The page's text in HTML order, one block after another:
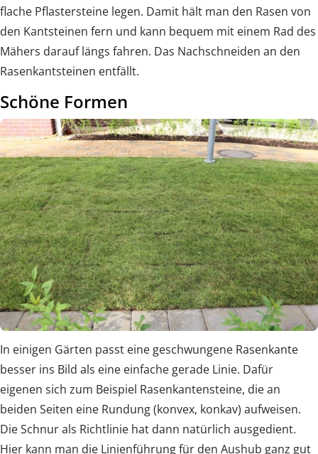
flache Pflastersteine legen. Damit hält man den Rasen von
den Kantsteinen fern und kann bequem mit einem Rad des
Mähers darauf längs fahren. Das Nachschneiden an den
Rasenkantsteinen entfällt.
Schöne Formen
In einigen Gärten passt eine geschwungene Rasenkante
besser ins Bild als eine einfache gerade Linie. Dafür
eigenen sich zum Beispiel Rasenkantensteine, die an
beiden Seiten eine Rundung (konvex, konkav) aufweisen.
Die Schnur als Richtlinie hat dann natürlich ausgedient.
Hier kann man die Linienführung für den Aushub ganz gut